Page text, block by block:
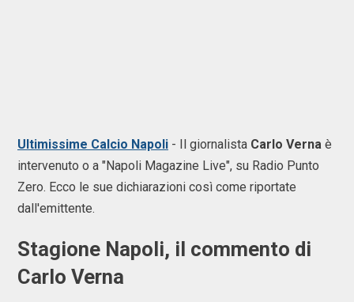
Ultimissime Calcio Napoli - Il giornalista Carlo Verna è
intervenuto o a "Napoli Magazine Live", su Radio Punto
Zero. Ecco le sue dichiarazioni così come riportate
dall'emittente.
Stagione Napoli, il commento di
Carlo Verna